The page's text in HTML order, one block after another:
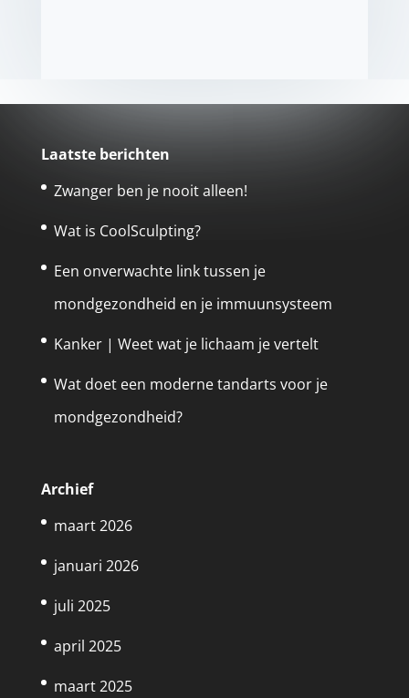
Laatste berichten
Zwanger ben je nooit alleen!
Wat is CoolSculpting?
Een onverwachte link tussen je
mondgezondheid en je immuunsysteem
Kanker | Weet wat je lichaam je vertelt
Wat doet een moderne tandarts voor je
mondgezondheid?
Archief
maart 2026
januari 2026
juli 2025
april 2025
maart 2025